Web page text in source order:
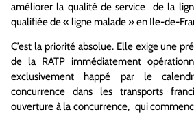
améliorer la qualité de service de la
qualifiée de « ligne malade » en Ile-de-
C’est la priorité absolue. Elle exige une
de la RATP immédiatement
exclusivement happé par le
concurrence dans les transports
ouverture à la concurrence, qui